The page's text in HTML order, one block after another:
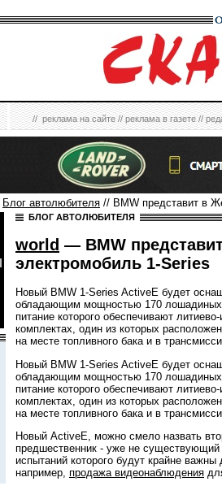
//реклама на сайте//реклама в газете//
Блог автолюбителя // BMW представит в
БЛОГ АВТОЛЮБИТЕЛЯ
world — BMW
электромобиль 1-Series
Новый BMW 1-Series ActiveE будет
обладающим мощностью 170
питание которого обеспечивают
комплектах, один из которых
на месте топливного бака и в
Новый BMW 1-Series ActiveE будет
обладающим мощностью 170
питание которого обеспечивают
комплектах, один из которых
на месте топливного бака и в
Новый ActiveE, можно смело назвать
предшественник - уже не существующий
испытаний которого будут крайне важны
например, продажа видеонаблюдения